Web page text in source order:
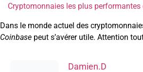
Cryptomonnaies les plus performantes
Dans le monde actuel des
Coinbasepeut s’avérer utile. Attention
Damien.D